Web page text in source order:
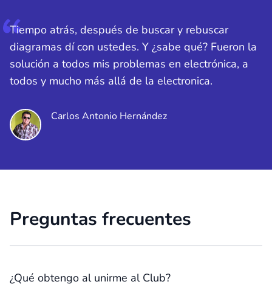
Tiempo atrás, después de buscar y rebuscar
diagramas dí con ustedes. Y ¿sabe qué? Fueron la
solución a todos mis problemas en electrónica, a
todos y mucho más allá de la electronica.
Carlos Antonio Hernández
Preguntas frecuentes
¿Qué obtengo al unirme al Club?